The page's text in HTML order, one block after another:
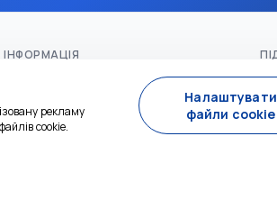
ІНФОРМАЦІЯ
info@alystours.com
рекламу
cookie.
Налаштувати
файли cookie